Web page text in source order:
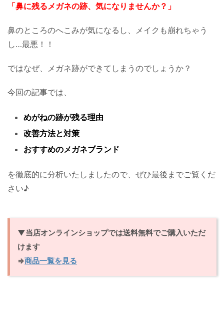
「鼻に残るメガネの跡、気になりませんか？」
鼻のところのへこみが気になるし、メイクも崩れちゃう
し…最悪！！
ではなぜ、メガネ跡ができてしまうのでしょうか？
今回の記事では、
めがねの跡が残る理由
改善方法と対策
おすすめのメガネブランド
を徹底的に分析いたしましたので、ぜひ最後までご覧くだ
さい♪
▼当店オンラインショップでは送料無料でご購入いただ
けます
⇒商品一覧を見る